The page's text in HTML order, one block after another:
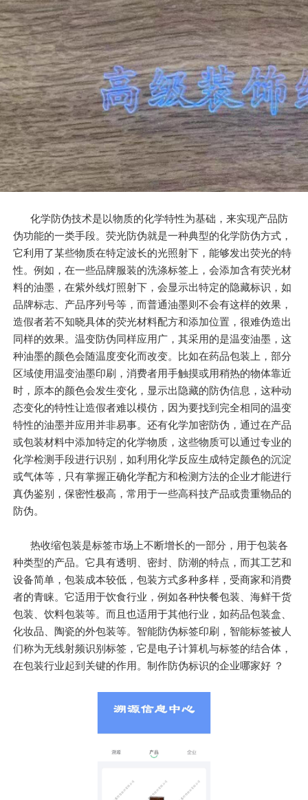
化学防伪技术是以物质的化学特性为基础，来实现产品防
伪功能的一类手段。荧光防伪就是一种典型的化学防伪方式，
它利用了某些物质在特定波长的光照射下，能够发出荧光的特
性。例如，在一些品牌服装的洗涤标签上，会添加含有荧光材
料的油墨，在紫外线灯照射下，会显示出特定的隐藏标识，如
品牌标志、产品序列号等，而普通油墨则不会有这样的效果，
造假者若不知晓具体的荧光材料配方和添加位置，很难伪造出
同样的效果。温变防伪同样应用广，其采用的是温变油墨，这
种油墨的颜色会随温度变化而改变。比如在药品包装上，部分
区域使用温变油墨印刷，消费者用手触摸或用稍热的物体靠近
时，原本的颜色会发生变化，显示出隐藏的防伪信息，这种动
态变化的特性让造假者难以模仿，因为要找到完全相同的温变
特性的油墨并应用并非易事。还有化学加密防伪，通过在产品
或包装材料中添加特定的化学物质，这些物质可以通过专业的
化学检测手段进行识别，如利用化学反应生成特定颜色的沉淀
或气体等，只有掌握正确化学配方和检测方法的企业才能进行
真伪鉴别，保密性极高，常用于一些高科技产品或贵重物品的
防伪。
热收缩包装是标签市场上不断增长的一部分，用于包装各
种类型的产品。它具有透明、密封、防潮的特点，而其工艺和
设备简单，包装成本较低，包装方式多种多样，受商家和消费
者的青睐。它适用于饮食行业，例如各种快餐包装、海鲜干货
包装、饮料包装等。而且也适用于其他行业，如药品包装盒、
化妆品、陶瓷的外包装等。智能防伪标签印刷，智能标签被人
们称为无线射频识别标签，它是电子计算机与标签的结合体，
在包装行业起到关键的作用。制作防伪标识的企业哪家好 ？